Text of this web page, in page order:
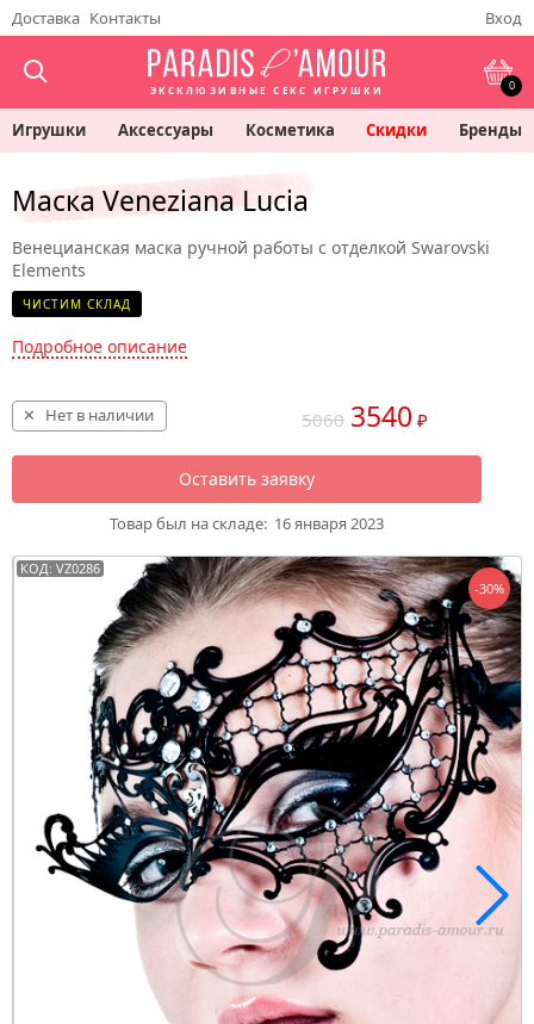
Доставка Контакты Вход
ЭКСКЛЮЗИВНЫЕ СЕКС ИГРУШКИ 0
Игрушки Аксессуары Косметика Скидки Бренды
Маска Veneziana Lucia
Венецианская маска ручной работы с отделкой Swarovski
Elements
ЧИСТИМ СКЛАД
Подробное описание
5060 3540 ₽
Нет в наличии
Оставить заявку
Товар был на складе: 16 января 2023
КОД: VZ0286
-30%